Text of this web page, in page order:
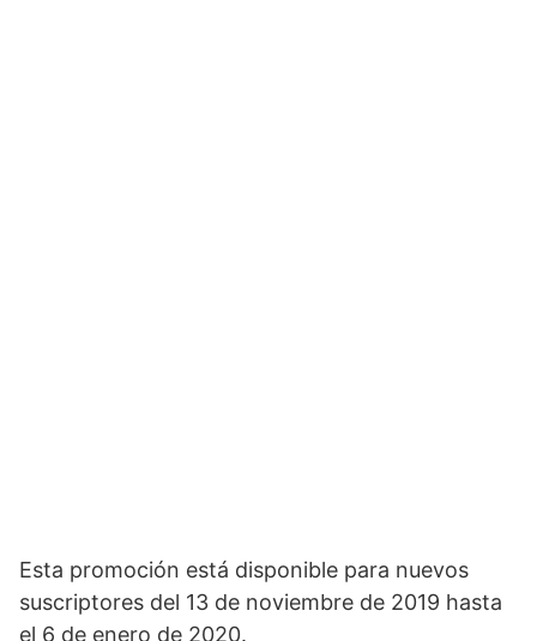
Esta promoción está disponible para nuevos
suscriptores del 13 de noviembre de 2019 hasta
el 6 de enero de 2020.